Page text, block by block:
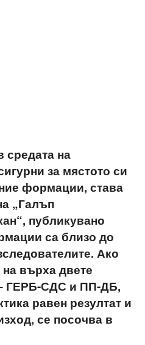
средата на
за мястото си
формации, става
„Галъп
публикувано
са близо до
Ако
на върха двете
ГЕРБ-СДС и ПП-ДБ,
равен резултат и
се посочва в